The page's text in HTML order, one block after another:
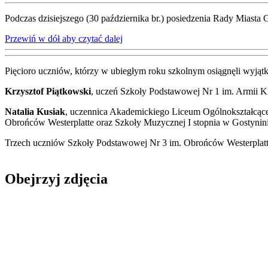
Podczas dzisiejszego (30 października br.) posiedzenia Rady
Przewiń w dół aby czytać dalej
Pięcioro uczniów, którzy w ubiegłym roku szkolnym osiągnęli
Krzysztof Piątkowski, uczeń Szkoły Podstawowej Nr 1 im. Armii
Natalia Kusiak, uczennica Akademickiego Liceum
Obrońców Westerplatte oraz Szkoły Muzycznej I stopnia w
Trzech uczniów Szkoły Podstawowej Nr 3 im. Obrońców
Obejrzyj zdjęcia